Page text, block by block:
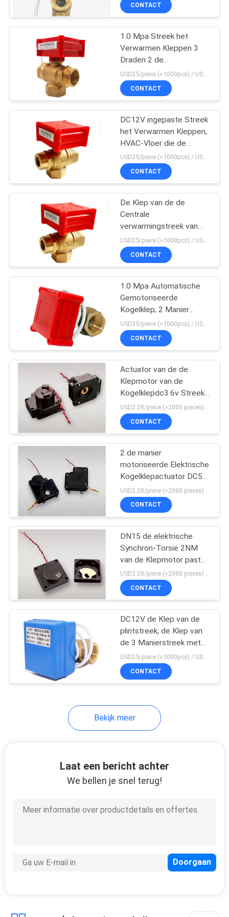
CONTACTEER
ONS
NIEUWS
VERZOEK
OM
CITAAT
SITEMAP
PRIVACY
POLICY
CONTACT
1.0 Mpa Streek het
Verwarmen Kleppen 3
Draden 2 de
Datatransportbesturing
van het Puntendn40
Water
CONTACT
DC12V ingepaste Streek
het Verwarmen Kleppen,
HVAC-Vloer die de
Kogelklep van het 3
Maniermessing
verwarmen
USD25/piece (>1000pcs) / USD26.5 (50-1000 pcs) MOQ:50 stukken
CONTACT
De Klep van de de
Centrale
verwarmingstreek van
draadhavens
USD25/piece (>1000pcs) / USD26.5 (50-1000 pcs) MOQ:50 stukken
CONTACT
1.0 Mpa Automatische
Gemotoriseerde
Kogelklep, 2 Manier
Gemotoriseerde Klep
met Handhandvat
CONTACT
Actuator van de de
Klepmotor van de
Kogelklepdc3.6v Streek
de Torsie van de
stapmotor 2NM
CONTACT
2 de manier
motoriseerde Elektrische
Kogelklepactuator DC5V
2NM voor HVAC
CONTACT
DN15 de elektrische
Synchron-Torsie 2NM
van de Klepmotor paste
Synchrone Motor aan
USD2.28/piece (>2000 pieces) USD2.5 / piece (1000 - 2000 pieces) MOQ:1000 Stukken
CONTACT
DC12V de Klep van de
plintstreek, de Klep van
de 3 Manierstreek met
Actuator Motor
USD25/piece (>1000pcs) / USD26.5 (50-1000 pcs) MOQ:50 stukken
CONTACT
Bekijk meer
Laat een bericht achter
We bellen je snel terug!